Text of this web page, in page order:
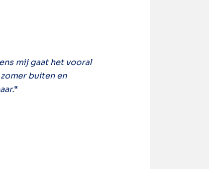
mij gaat het vooral
buiten en
“